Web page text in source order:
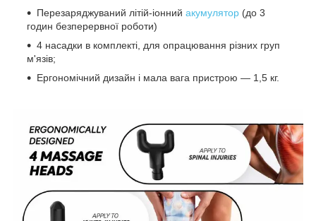
Перезаряджуваний літій-іонний акумулятор (до 3
годин безперервної роботи)
4 насадки в комплекті, для опрацювання різних груп
м'язів;
Ергономічний дизайн і мала вага пристрою — 1,5 кг.